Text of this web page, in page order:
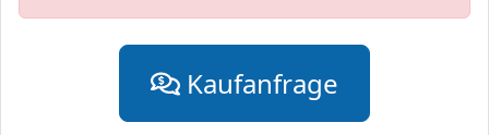
Kaufanfrage